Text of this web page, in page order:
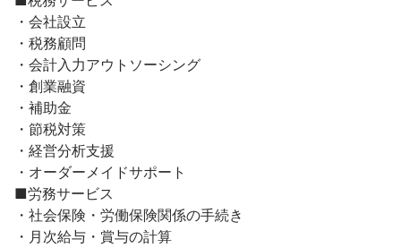
・会社設立
・税務顧問
・会計入力アウトソーシング
・創業融資
・補助金
・節税対策
・経営分析支援
・オーダーメイドサポート
■労務サービス
・社会保険・労働保険関係の手続き
・月次給与・賞与の計算